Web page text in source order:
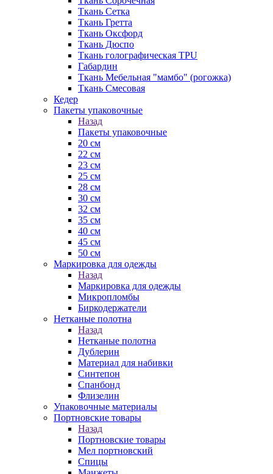
Ткань Сетка
Ткань Гретта
Ткань Оксфорд
Ткань Дюспо
Ткань голографическая TPU
Габардин
Ткань Мебельная "мамбо" (рогожка)
Ткань Смесовая
Кедер
Пакеты упаковочные
Назад
Пакеты упаковочные
20 см
22 см
23 см
25 см
28 см
30 см
32 см
35 см
40 см
45 см
50 см
Маркировка для одежды
Назад
Маркировка для одежды
Микропломбы
Биркодержатели
Нетканые полотна
Назад
Нетканые полотна
Дублерин
Материал для набивки
Синтепон
Спанбонд
Флизелин
Упаковочные материалы
Портновские товары
Назад
Портновские товары
Мел портновский
Спицы